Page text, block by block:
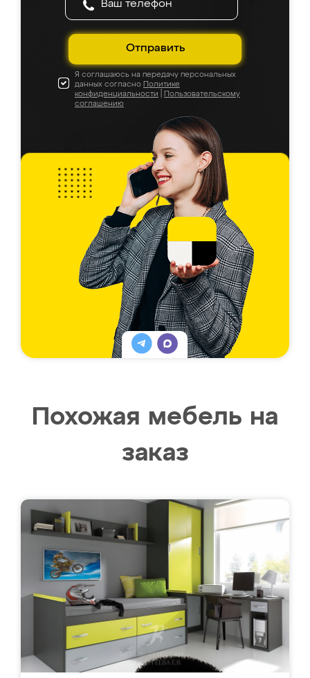
Отправить
Я соглашаюсь на передачу персональных
данных согласно Политике
конфиденциальности
Пользовательскому
соглашению
Похожая мебель на
заказ